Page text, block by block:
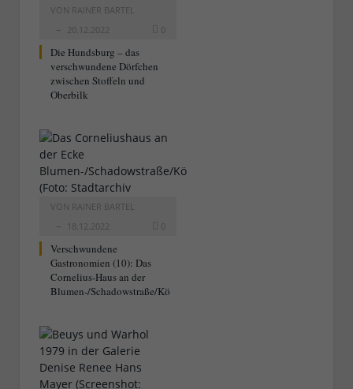
VON RAINER BARTEL
20.12.2022
0
Die Hundsburg – das
verschwundene Dörfchen
zwischen Stoffeln und
Oberbilk
VON RAINER BARTEL
18.12.2022
0
Verschwundene
Gastronomien (10): Das
Cornelius-Haus an der
Blumen-/Schadowstraße/Kö